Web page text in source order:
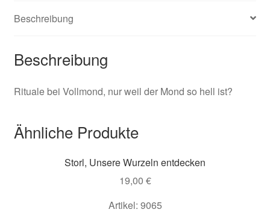
Beschreibung
Beschreibung
Rituale bei Vollmond, nur weil der Mond so hell ist?
Ähnliche Produkte
Storl, Unsere Wurzeln entdecken
19,00 €
Artikel: 9065